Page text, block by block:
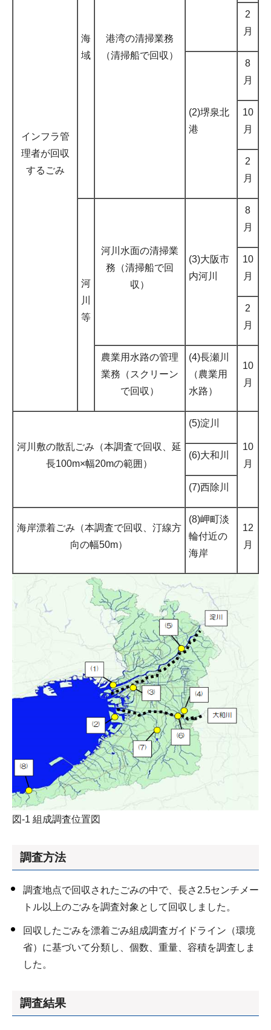
インフラ管
理者が回収
するごみ
海
域
港湾の清掃業務
（清掃船で回収）
2
月
(2)堺泉北
港
8
月
10
月
2
月
河
川
等
河川水面の清掃業
務（清掃船で回
収）
(3)大阪市
内河川
8
月
10
月
2
月
農業用水路の管理
業務（スクリーン
で回収）
(4)長瀬川
（農業用
水路）
10
月
河川敷の散乱ごみ（本調査で回収、延
長100m×幅20mの範囲）
(5)淀川
10
月
(6)大和川
(7)西除川
海岸漂着ごみ（本調査で回収、汀線方
向の幅50m）
(8)岬町淡
輪付近の
海岸
12
月
図-1 組成調査位置図
調査方法
調査地点で回収されたごみの中で、長さ2.5センチメー
トル以上のごみを調査対象として回収しました。
回収したごみを漂着ごみ組成調査ガイドライン（環境
省）に基づいて分類し、個数、重量、容積を調査しま
した。
調査結果